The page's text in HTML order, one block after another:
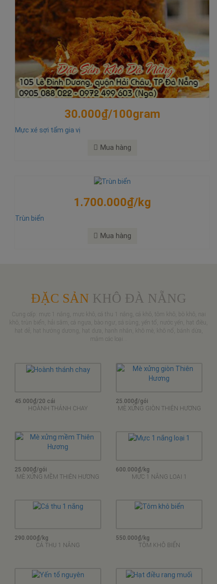
30.000₫/100gram
Mực xé sợi tẩm gia vị
Mua hàng
1.700.000₫/kg
Trùn biển
Mua hàng
ĐẶC SẢN KHÔ ĐÀ NẴNG
Cung cấp: mực 1 nắng, mực khô, cá thu 1 nắng, cá khô, tôm khô, bò khô, nai
khô, trùn biển, hải sâm, cá ngựa, bào ngư, sá sùng, yến tổ, nước yến, hạt điều,
hạt dẻ, hạt hướng dương, hạt dưa, hạnh nhân, khô mè, khô nổ, bánh dừa,
mắm các loại...
45.000₫/20 cái
HOÀNH THÁNH CHAY
25.000₫/gói
MÈ XỬNG GIÒN THIÊN HƯƠNG
25.000₫/gói
MÈ XỬNG MỀM THIÊN HƯƠNG
600.000₫/kg
MỰC 1 NẮNG LOẠI 1
290.000₫/kg
CÁ THU 1 NẮNG
550.000₫/kg
TÔM KHÔ BIỂN